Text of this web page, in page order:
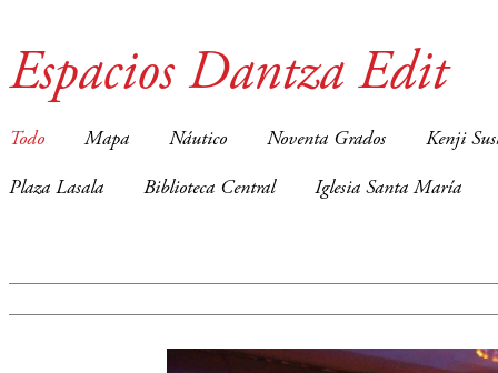
Espacios Dantza Edit
Todo Mapa Náutico Noventa Grados Kenji
Plaza Lasala Biblioteca Central Iglesia Santa María